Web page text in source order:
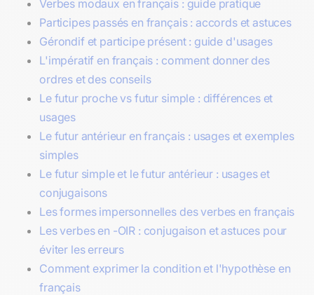
Verbes modaux en français : guide pratique
Participes passés en français : accords et astuces
Gérondif et participe présent : guide d'usages
L'impératif en français : comment donner des
ordres et des conseils
Le futur proche vs futur simple : différences et
usages
Le futur antérieur en français : usages et exemples
simples
Le futur simple et le futur antérieur : usages et
conjugaisons
Les formes impersonnelles des verbes en français
Les verbes en -OIR : conjugaison et astuces pour
éviter les erreurs
Comment exprimer la condition et l'hypothèse en
français